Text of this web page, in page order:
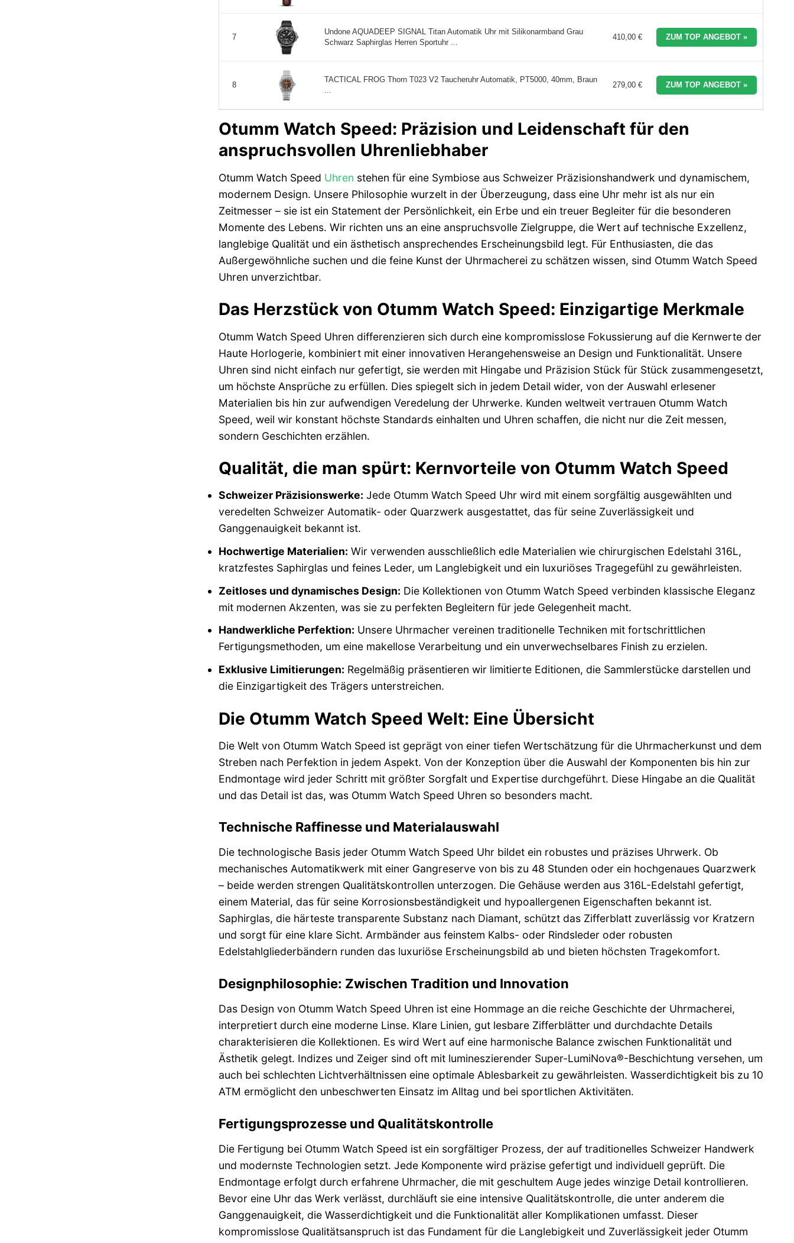
7
Undone AQUADEEP SIGNAL Titan Automatik Uhr mit Silikonarmband Grau
Schwarz Saphirglas Herren Sportuhr ...
410,00 € ZUM TOP ANGEBOT »
8
TACTICAL FROG Thorn T023 V2 Taucheruhr Automatik, PT5000, 40mm, Braun
...
279,00 € ZUM TOP ANGEBOT »
Otumm Watch Speed: Präzision und Leidenschaft für den
anspruchsvollen Uhrenliebhaber
Otumm Watch Speed Uhren stehen für eine Symbiose aus Schweizer Präzisionshandwerk und dynamischem,
modernem Design. Unsere Philosophie wurzelt in der Überzeugung, dass eine Uhr mehr ist als nur ein
Zeitmesser – sie ist ein Statement der Persönlichkeit, ein Erbe und ein treuer Begleiter für die besonderen
Momente des Lebens. Wir richten uns an eine anspruchsvolle Zielgruppe, die Wert auf technische Exzellenz,
langlebige Qualität und ein ästhetisch ansprechendes Erscheinungsbild legt. Für Enthusiasten, die das
Außergewöhnliche suchen und die feine Kunst der Uhrmacherei zu schätzen wissen, sind Otumm Watch Speed
Uhren unverzichtbar.
Das Herzstück von Otumm Watch Speed: Einzigartige Merkmale
Otumm Watch Speed Uhren differenzieren sich durch eine kompromisslose Fokussierung auf die Kernwerte der
Haute Horlogerie, kombiniert mit einer innovativen Herangehensweise an Design und Funktionalität. Unsere
Uhren sind nicht einfach nur gefertigt, sie werden mit Hingabe und Präzision Stück für Stück zusammengesetzt,
um höchste Ansprüche zu erfüllen. Dies spiegelt sich in jedem Detail wider, von der Auswahl erlesener
Materialien bis hin zur aufwendigen Veredelung der Uhrwerke. Kunden weltweit vertrauen Otumm Watch
Speed, weil wir konstant höchste Standards einhalten und Uhren schaffen, die nicht nur die Zeit messen,
sondern Geschichten erzählen.
Qualität, die man spürt: Kernvorteile von Otumm Watch Speed
Schweizer Präzisionswerke: Jede Otumm Watch Speed Uhr wird mit einem sorgfältig ausgewählten und
veredelten Schweizer Automatik- oder Quarzwerk ausgestattet, das für seine Zuverlässigkeit und
Ganggenauigkeit bekannt ist.
Hochwertige Materialien: Wir verwenden ausschließlich edle Materialien wie chirurgischen Edelstahl 316L,
kratzfestes Saphirglas und feines Leder, um Langlebigkeit und ein luxuriöses Tragegefühl zu gewährleisten.
Zeitloses und dynamisches Design: Die Kollektionen von Otumm Watch Speed verbinden klassische Eleganz
mit modernen Akzenten, was sie zu perfekten Begleitern für jede Gelegenheit macht.
Handwerkliche Perfektion: Unsere Uhrmacher vereinen traditionelle Techniken mit fortschrittlichen
Fertigungsmethoden, um eine makellose Verarbeitung und ein unverwechselbares Finish zu erzielen.
Exklusive Limitierungen: Regelmäßig präsentieren wir limitierte Editionen, die Sammlerstücke darstellen und
die Einzigartigkeit des Trägers unterstreichen.
Die Otumm Watch Speed Welt: Eine Übersicht
Die Welt von Otumm Watch Speed ist geprägt von einer tiefen Wertschätzung für die Uhrmacherkunst und dem
Streben nach Perfektion in jedem Aspekt. Von der Konzeption über die Auswahl der Komponenten bis hin zur
Endmontage wird jeder Schritt mit größter Sorgfalt und Expertise durchgeführt. Diese Hingabe an die Qualität
und das Detail ist das, was Otumm Watch Speed Uhren so besonders macht.
Technische Raffinesse und Materialauswahl
Die technologische Basis jeder Otumm Watch Speed Uhr bildet ein robustes und präzises Uhrwerk. Ob
mechanisches Automatikwerk mit einer Gangreserve von bis zu 48 Stunden oder ein hochgenaues Quarzwerk
– beide werden strengen Qualitätskontrollen unterzogen. Die Gehäuse werden aus 316L-Edelstahl gefertigt,
einem Material, das für seine Korrosionsbeständigkeit und hypoallergenen Eigenschaften bekannt ist.
Saphirglas, die härteste transparente Substanz nach Diamant, schützt das Zifferblatt zuverlässig vor Kratzern
und sorgt für eine klare Sicht. Armbänder aus feinstem Kalbs- oder Rindsleder oder robusten
Edelstahlgliederbändern runden das luxuriöse Erscheinungsbild ab und bieten höchsten Tragekomfort.
Designphilosophie: Zwischen Tradition und Innovation
Das Design von Otumm Watch Speed Uhren ist eine Hommage an die reiche Geschichte der Uhrmacherei,
interpretiert durch eine moderne Linse. Klare Linien, gut lesbare Zifferblätter und durchdachte Details
charakterisieren die Kollektionen. Es wird Wert auf eine harmonische Balance zwischen Funktionalität und
Ästhetik gelegt. Indizes und Zeiger sind oft mit lumineszierender Super-LumiNova®-Beschichtung versehen, um
auch bei schlechten Lichtverhältnissen eine optimale Ablesbarkeit zu gewährleisten. Wasserdichtigkeit bis zu 10
ATM ermöglicht den unbeschwerten Einsatz im Alltag und bei sportlichen Aktivitäten.
Fertigungsprozesse und Qualitätskontrolle
Die Fertigung bei Otumm Watch Speed ist ein sorgfältiger Prozess, der auf traditionelles Schweizer Handwerk
und modernste Technologien setzt. Jede Komponente wird präzise gefertigt und individuell geprüft. Die
Endmontage erfolgt durch erfahrene Uhrmacher, die mit geschultem Auge jedes winzige Detail kontrollieren.
Bevor eine Uhr das Werk verlässt, durchläuft sie eine intensive Qualitätskontrolle, die unter anderem die
Ganggenauigkeit, die Wasserdichtigkeit und die Funktionalität aller Komplikationen umfasst. Dieser
kompromisslose Qualitätsanspruch ist das Fundament für die Langlebigkeit und Zuverlässigkeit jeder Otumm